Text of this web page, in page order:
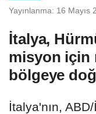
Yayınlanma: 16 Mayıs
İtalya,
misyon için
bölgeye
İtalya'nın,